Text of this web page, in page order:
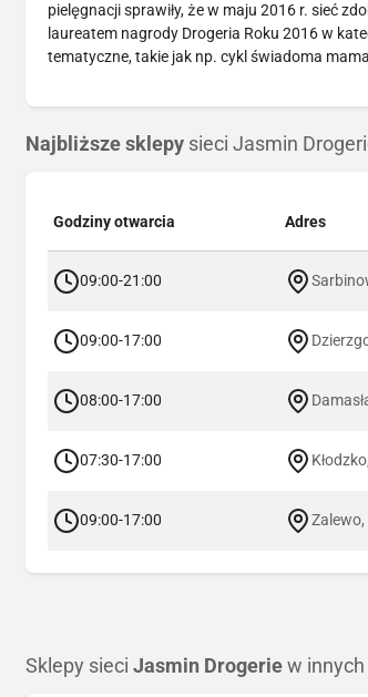
pielęgnacji sprawiły, że w maju 2016 r. sieć
laureatem nagrody Drogeria Roku 2016 w
tematyczne, takie jak np. cykl świadoma
Najbliższe sklepy sieci Jasmin
Godziny otwarcia Adres
09:00-21:00
09:00-17:00
08:00-17:00
07:30-17:00
09:00-17:00
Sklepy sieci Jasmin Drogerie w